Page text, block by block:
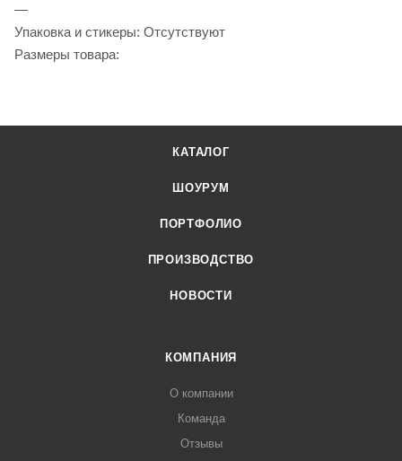
—
Упаковка и стикеры: Отсутствуют
Размеры товара:
КАТАЛОГ
ШОУРУМ
ПОРТФОЛИО
ПРОИЗВОДСТВО
НОВОСТИ
КОМПАНИЯ
О компании
Команда
Отзывы